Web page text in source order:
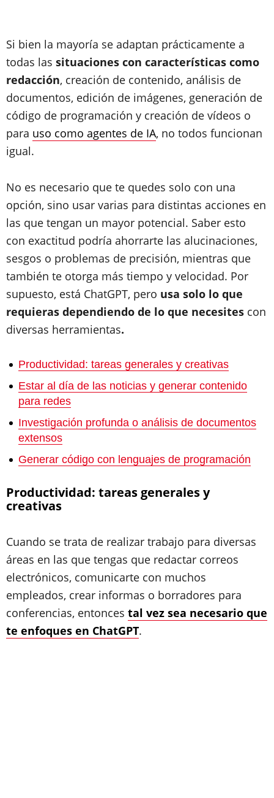
Si bien la mayoría se adaptan prácticamente a
todas las situaciones con características como
redacción, creación de contenido, análisis de
documentos, edición de imágenes, generación de
código de programación y creación de vídeos o
para uso como agentes de IA, no todos funcionan
igual.
No es necesario que te quedes solo con una
opción, sino usar varias para distintas acciones en
las que tengan un mayor potencial. Saber esto
con exactitud podría ahorrarte las alucinaciones,
sesgos o problemas de precisión, mientras que
también te otorga más tiempo y velocidad. Por
supuesto, está ChatGPT, pero usa solo lo que
requieras dependiendo de lo que necesites con
diversas herramientas.
Productividad: tareas generales y creativas
Estar al día de las noticias y generar contenido
para redes
Investigación profunda o análisis de documentos
extensos
Generar código con lenguajes de programación
Productividad: tareas generales y
creativas
Cuando se trata de realizar trabajo para diversas
áreas en las que tengas que redactar correos
electrónicos, comunicarte con muchos
empleados, crear informas o borradores para
conferencias, entonces tal vez sea necesario que
te enfoques en ChatGPT.